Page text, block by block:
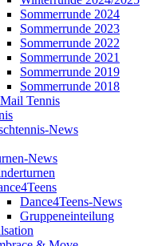
Sommerrunde 2024
Sommerrunde 2023
Sommerrunde 2022
Sommerrunde 2021
Sommerrunde 2019
Sommerrunde 2018
Tennis
News
News
Dance4Teens-News
Gruppeneinteilung